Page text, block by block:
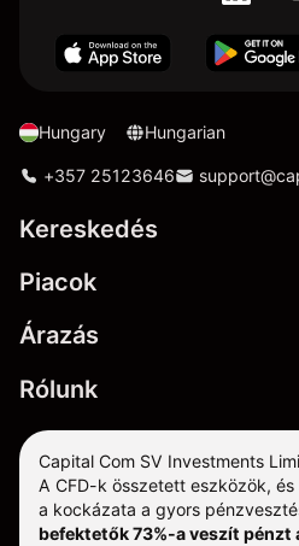
Hungary Hungarian
+357 25123646
Kereskedés
Piacok
Árazás
Rólunk
Capital Com SV Investments
A CFD-k összetett eszközök,
a kockázata a gyors
befektetők 73%-a veszít pénzt